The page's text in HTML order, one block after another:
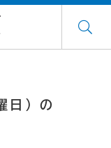
）の